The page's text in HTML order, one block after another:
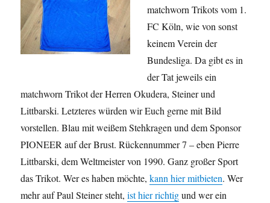
matchworn Trikots vom 1.
FC Köln, wie von sonst
keinem Verein der
Bundesliga. Da gibt es in
der Tat jeweils ein
matchworn Trikot der Herren Okudera, Steiner und
Littbarski. Letzteres würden wir Euch gerne mit Bild
vorstellen. Blau mit weißem Stehkragen und dem Sponsor
PIONEER auf der Brust. Rückennummer 7 – eben Pierre
Littbarski, dem Weltmeister von 1990. Ganz großer Sport
das Trikot. Wer es haben möchte,kann hier mitbieten. Wer
mehr auf Paul Steiner steht,ist hier richtigund wer ein